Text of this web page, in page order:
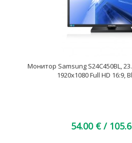
Монитор Samsung S24C450BL,
1920x1080 Full HD 16:9,
54.00 € /